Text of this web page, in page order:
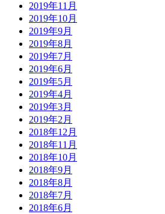
2019年11月
2019年10月
2019年9月
2019年8月
2019年7月
2019年6月
2019年5月
2019年4月
2019年3月
2019年2月
2018年12月
2018年11月
2018年10月
2018年9月
2018年8月
2018年7月
2018年6月